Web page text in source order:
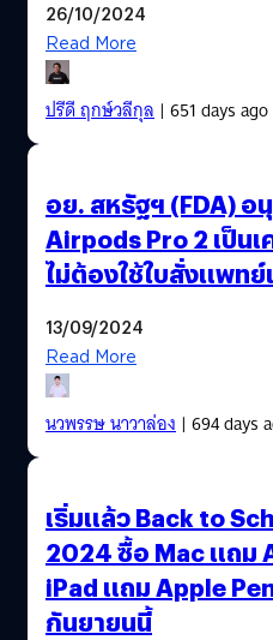
26/10/2024
Read More
ปรีดี ฤกษ์วลีกุล| 651 days ago
อย. สหรัฐฯ (FDA) อ
Airpods Pro 2 เป็น
ไม่ต้องใช้ใบสั่งแพท
13/09/2024
Read More
นวพรรษ นาวาล่อง| 694 days
เริ่มแล้ว Back to
2024 ซื้อ Mac แถม
iPad แถม Apple
กันยายนนี้